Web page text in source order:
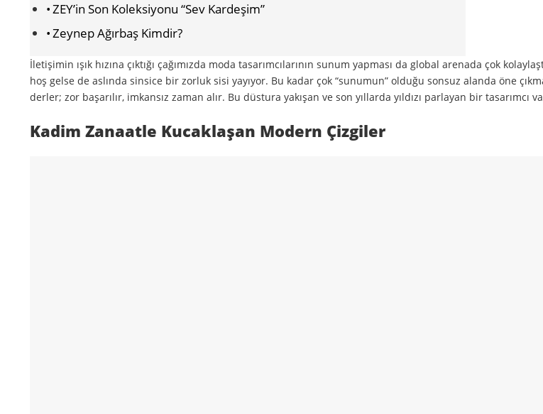
ZEY’in Son Koleksiyonu “Sev Kardeşim”
Zeynep Ağırbaş Kimdir?
İletişimin ışık hızına çıktığı çağımızda moda tasarımcılarının sunum yapması da global arenada çok
hoş gelse de aslında sinsice bir zorluk sisi yayıyor. Bu kadar çok “sunumun” olduğu sonsuz alanda öne
derler; zor başarılır, imkansız zaman alır. Bu düstura yakışan ve son yıllarda yıldızı parlayan bir tasarımcı
Kadim Zanaatle Kucaklaşan Modern Çizgiler